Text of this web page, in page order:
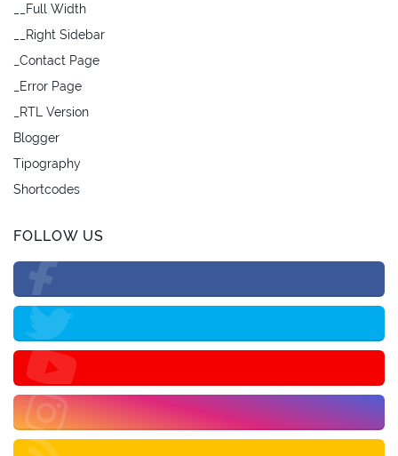
__Full Width
__Right Sidebar
_Contact Page
_Error Page
_RTL Version
Blogger
Tipography
Shortcodes
FOLLOW US